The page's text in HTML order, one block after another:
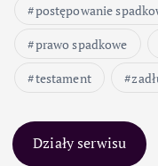
postępowanie
prawo spadkowe
testament
Działy serwisu